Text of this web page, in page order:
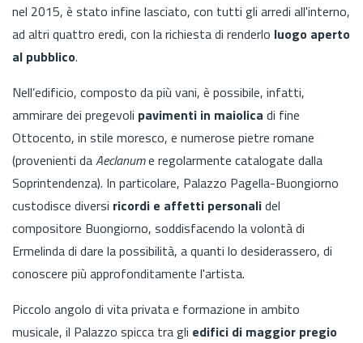
nel 2015, è stato infine lasciato, con tutti gli arredi all'interno,
ad altri quattro eredi, con la richiesta di renderlo luogo aperto
al pubblico.
Nell’edificio, composto da più vani, è possibile, infatti,
ammirare dei pregevoli pavimenti in maiolica di fine
Ottocento, in stile moresco, e numerose pietre romane
(provenienti daAeclanume regolarmente catalogate dalla
Soprintendenza). In particolare, Palazzo Pagella-Buongiorno
custodisce diversi ricordi e affetti personalidel
compositore Buongiorno, soddisfacendo la volontà di
Ermelinda di dare la possibilità, a quanti lo desiderassero, di
conoscere più approfonditamente l'artista.
Piccolo angolo di vita privata e formazione in ambito
musicale, il Palazzo spicca tra gli edifici di maggior pregio